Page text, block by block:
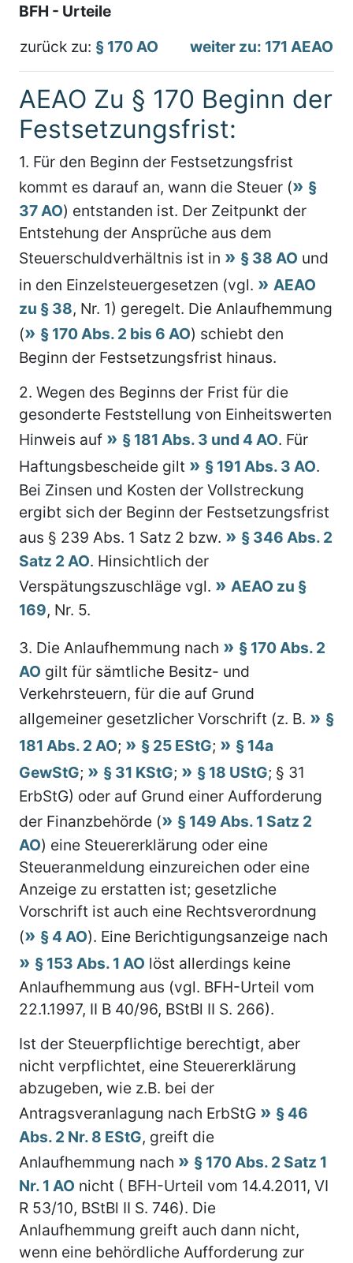
BFH - Urteile
zurück zu: § 170 AO weiter zu: 171 AEAO
AEAO Zu § 170 Beginn der
Festsetzungsfrist:
1. Für den Beginn der Festsetzungsfrist
kommt es darauf an, wann die Steuer (
§
37 AO) entstanden ist. Der Zeitpunkt der
Entstehung der Ansprüche aus dem
Steuerschuldverhältnis ist in
§ 38 AO und
in den Einzelsteuergesetzen (vgl.
AEAO
zu § 38, Nr. 1) geregelt. Die Anlaufhemmung
(
§ 170 Abs. 2 bis 6 AO) schiebt den
Beginn der Festsetzungsfrist hinaus.
2. Wegen des Beginns der Frist für die
gesonderte Feststellung von Einheitswerten
Hinweis auf
§ 181 Abs. 3 und 4 AO. Für
Haftungsbescheide gilt
§ 191 Abs. 3 AO.
Bei Zinsen und Kosten der Vollstreckung
ergibt sich der Beginn der Festsetzungsfrist
aus § 239 Abs. 1 Satz 2 bzw.
§ 346 Abs. 2
Satz 2 AO. Hinsichtlich der
Verspätungszuschläge vgl.
AEAO zu §
169, Nr. 5.
3. Die Anlaufhemmung nach
§ 170 Abs. 2
AO gilt für sämtliche Besitz- und
Verkehrsteuern, für die auf Grund
allgemeiner gesetzlicher Vorschrift (z. B.
§
181 Abs. 2 AO; § 25 EStG;
§ 14a
GewStG; § 31 KStG; § 18 UStG; § 31
ErbStG) oder auf Grund einer Aufforderung
der Finanzbehörde (
§ 149 Abs. 1 Satz 2
AO) eine Steuererklärung oder eine
Steueranmeldung einzureichen oder eine
Anzeige zu erstatten ist; gesetzliche
Vorschrift ist auch eine Rechtsverordnung
(
§ 4 AO). Eine Berichtigungsanzeige nach
§ 153 Abs. 1 AO löst allerdings keine
Anlaufhemmung aus (vgl. BFH-Urteil vom
22.1.1997, II B 40/96, BStBl II S. 266).
Ist der Steuerpflichtige berechtigt, aber
nicht verpflichtet, eine Steuererklärung
abzugeben, wie z.B. bei der
Antragsveranlagung nach ErbStG
§ 46
Abs. 2 Nr. 8 EStG, greift die
Anlaufhemmung nach
§ 170 Abs. 2 Satz 1
Nr. 1 AO nicht ( BFH-Urteil vom 14.4.2011, VI
R 53/10, BStBl II S. 746). Die
Anlaufhemmung greift auch dann nicht,
wenn eine behördliche Aufforderung zur